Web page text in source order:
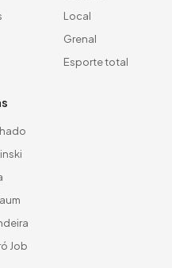
Local
Grenal
Esporte total
Job